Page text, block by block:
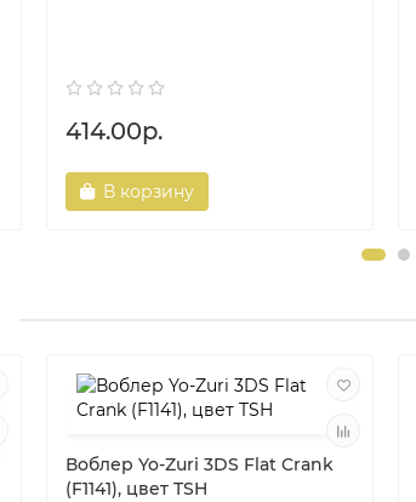
414.00р.
В корзину
Воблер Yo-Zuri 3DS Flat Crank
(F1141), цвет TSH